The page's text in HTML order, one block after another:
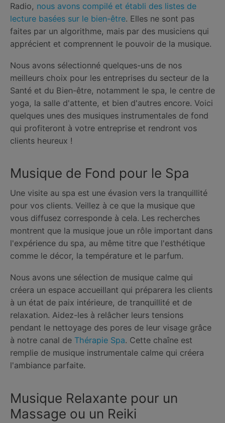
Radio, nous avons compilé et établi des listes de
lecture basées sur le bien-être. Elles ne sont pas
faites par un algorithme, mais par des musiciens qui
apprécient et comprennent le pouvoir de la musique.
Nous avons sélectionné quelques-uns de nos
meilleurs choix pour les entreprises du secteur de la
Santé et du Bien-être, notamment le spa, le centre de
yoga, la salle d'attente, et bien d'autres encore. Voici
quelques unes des musiques instrumentales de fond
qui profiteront à votre entreprise et rendront vos
clients heureux !
Musique de Fond pour le Spa
Une visite au spa est une évasion vers la tranquillité
pour vos clients. Veillez à ce que la musique que
vous diffusez corresponde à cela. Les recherches
montrent que la musique joue un rôle important dans
l'expérience du spa, au même titre que l'esthétique
comme le décor, la température et le parfum.
Nous avons une sélection de musique calme qui
créera un espace accueillant qui préparera les clients
à un état de paix intérieure, de tranquillité et de
relaxation. Aidez-les à relâcher leurs tensions
pendant le nettoyage des pores de leur visage grâce
à notre canal de Thérapie Spa. Cette chaîne est
remplie de musique instrumentale calme qui créera
l'ambiance parfaite.
Musique Relaxante pour un
Massage ou un Reiki